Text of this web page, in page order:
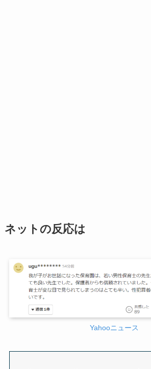
ネットの反応は
Yahooニュース